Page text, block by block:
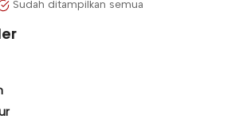
Sudah ditampilkan semua